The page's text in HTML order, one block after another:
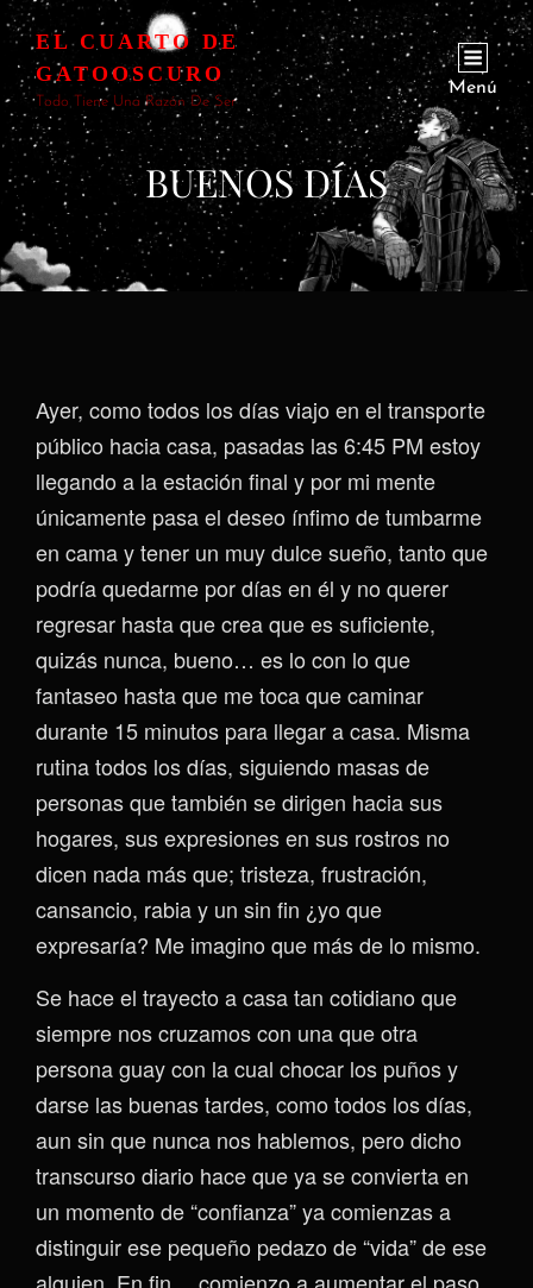
EL CUARTO DE
GATOOSCURO
Todo Tiene Una Razón De Ser
Menú
BUENOS DÍAS
Ayer, como todos los días viajo en el transporte
público hacia casa, pasadas las 6:45 PM estoy
llegando a la estación final y por mi mente
únicamente pasa el deseo ínfimo de tumbarme
en cama y tener un muy dulce sueño, tanto que
podría quedarme por días en él y no querer
regresar hasta que crea que es suficiente,
quizás nunca, bueno… es lo con lo que
fantaseo hasta que me toca que caminar
durante 15 minutos para llegar a casa. Misma
rutina todos los días, siguiendo masas de
personas que también se dirigen hacia sus
hogares, sus expresiones en sus rostros no
dicen nada más que; tristeza, frustración,
cansancio, rabia y un sin fin ¿yo que
expresaría? Me imagino que más de lo mismo.
Se hace el trayecto a casa tan cotidiano que
siempre nos cruzamos con una que otra
persona guay con la cual chocar los puños y
darse las buenas tardes, como todos los días,
aun sin que nunca nos hablemos, pero dicho
transcurso diario hace que ya se convierta en
un momento de “confianza” ya comienzas a
distinguir ese pequeño pedazo de “vida” de ese